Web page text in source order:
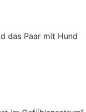
das Paar mit Hund